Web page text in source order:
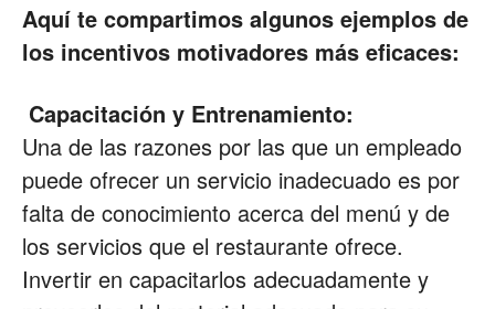
Aquí te compartimos algunos ejemplos de
los incentivos motivadores más eficaces:
Capacitación y Entrenamiento:
Una de las razones por las que un empleado
puede ofrecer un servicio inadecuado es por
falta de conocimiento acerca del menú y de
los servicios que el restaurante ofrece.
Invertir en capacitarlos adecuadamente y